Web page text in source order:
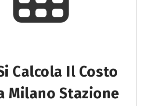
Calcola Il Costo
Milano Stazione